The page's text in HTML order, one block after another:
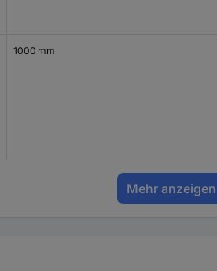
1000 mm
Mehr anzeigen